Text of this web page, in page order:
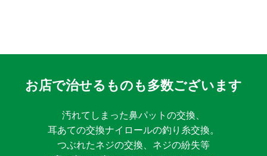
お店で治せるものも多数ございます
汚れてしまった鼻パットの交換、
耳あての交換ナイロールの釣り糸交換。
つぶれたネジの交換、ネジの紛失等